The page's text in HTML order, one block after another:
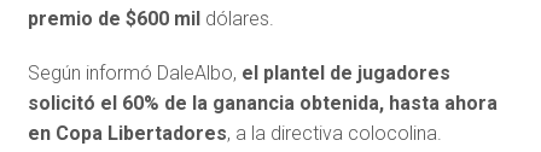
premio de $600 mildólares.
Según informó DaleAlbo, el plantel de jugadores
solicitó el 60% de la ganancia obtenida, hasta ahora
en Copa Libertadores, a la directiva colocolina.